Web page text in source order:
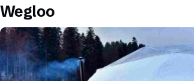
Wegloo